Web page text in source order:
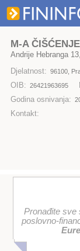
M-A
Andrije Hebranga
Djelatnost: 96100,
OIB: 26421963695
Godina osnivanja:
Kontakt:
Pronađite sve
poslovno-